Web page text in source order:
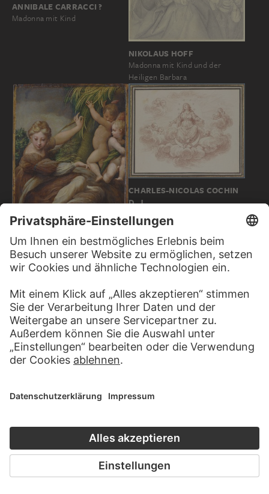
ANNIBALE CARRACCI ?
Madonna mit Kind
NIKOLAUS HOFF
Madonna mit Kind und der
Heiligen Barbara
PARMIGIANINO
Märtyrerin mit zwei
Engelsknaben…
CHARLES-NICOLAS COCHIN
D. J.
Maria auf der Mondsichel
VENTURA SALIMBENI ?
Maria in einer Engelsgloriole…
CARLO MARATTI ?
Maria hebt den Schleier vom
Kind…